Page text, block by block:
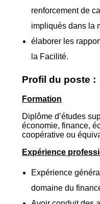
renforcement de
impliqués dans la
élaborer les
la Facilité.
Profil du poste :
Formation
Diplôme d’études
économie, finance,
coopérative ou
Expérience
Expérience
domaine du